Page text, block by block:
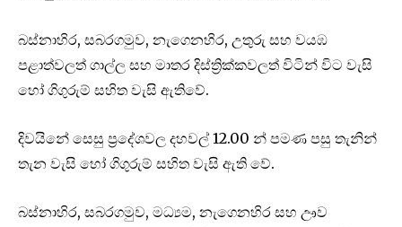
බස්නාහිර, සබරගමුව, නැගෙනහිර, උතුරු සහ වයඹ
පළාත්වලත් ගාල්ල සහ මාතර දිස්ත්‍රික්කවලත් විටින් විට වැසි
හෝ ගිගුරුම් සහිත වැසි ඇතිවේ.
දිවයිනේ සෙසු ප්‍රදේශවල දහවල් 12.00 න් පමණ පසු තැනින්
තැන වැසි හෝ ගිගුරුම් සහිත වැසි ඇති වේ.
බස්නාහිර, සබරගමුව, මධ්‍යම, නැගෙනහිර සහ ඌව